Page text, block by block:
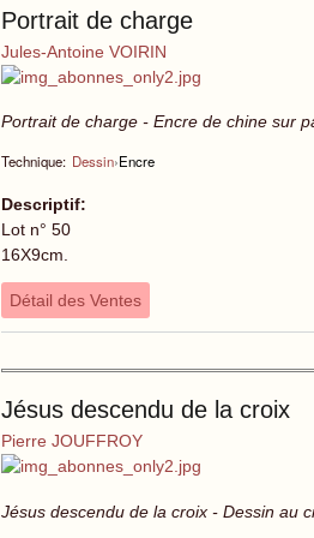
Portrait de charge
Jules-Antoine VOIRIN
Portrait de charge - Encre de chine sur
Technique: Dessin›Encre
Descriptif:
Lot n° 50
16X9cm.
Détail des Ventes
Jésus descendu de la croix
Pierre JOUFFROY
Jésus descendu de la croix - Dessin au